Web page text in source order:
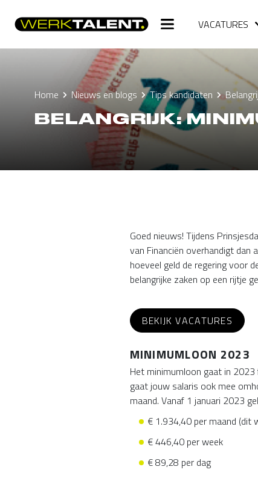
VACATURES
Home Nieuws en blogs Tips kandidaten
BELANGRIJK:
Goed nieuws! Tijdens
van Financiën overhandigt dan
hoeveel geld de regering voor
belangrijke zaken op een rijtje
BEKIJK VACATURES
MINIMUMLOON 2023
Het minimumloon gaat in
gaat jouw salaris ook mee
maand. Vanaf 1 januari 2023
€ 1.934,40 per maand (dit
€ 446,40 per week
€ 89,28 per dag